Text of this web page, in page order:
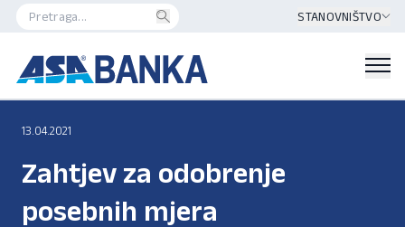
STANOVNIŠTVO
13.04.2021
Zahtjev za odobrenje
posebnih mjera